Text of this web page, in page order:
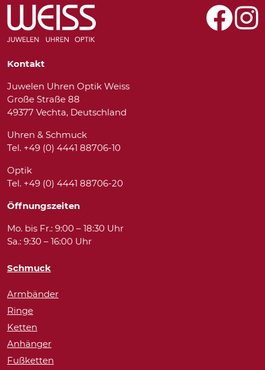
Kontakt
Juwelen Uhren Optik Weiss
Große Straße 88
49377 Vechta, Deutschland
Uhren & Schmuck
Tel. +49 (0) 4441 88706-10
Optik
Tel. +49 (0) 4441 88706-20
Öffnungszeiten
Mo. bis Fr.: 9:00 – 18:30 Uhr
Sa.: 9:30 – 16:00 Uhr
Schmuck
Armbänder
Ringe
Ketten
Anhänger
Fußketten